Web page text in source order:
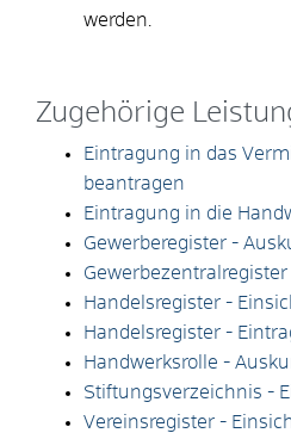
werden.
Zugehörige
Eintragung in das
beantragen
Eintragung in die
Gewerberegister -
Handelsregister -
Handelsregister -
Handwerksrolle -
Stiftungsverzeichnis -
Vereinsregister -